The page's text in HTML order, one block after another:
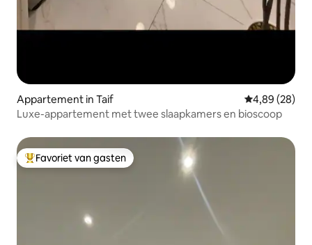
Appartement in Taif Gemiddelde
4,89 (28)
Luxe-appartement met twee slaapkamers en bioscoop
Topfavoriet van gasten
Favoriet van gasten